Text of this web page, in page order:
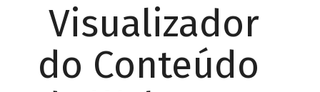
Visualizador
do Conteúdo